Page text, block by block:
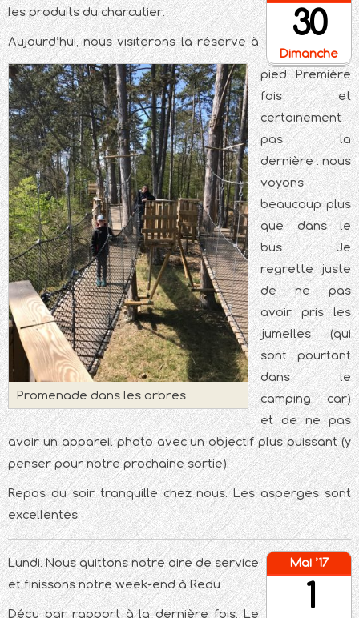
Dimanche
30
les produits du charcutier.
Promenade dans les arbres
Aujourd’hui, nous visiterons la réserve à
pied. Première
fois et
certainement
pas la
dernière : nous
voyons
beaucoup plus
que dans le
bus. Je
regrette juste
de ne pas
avoir pris les
jumelles (qui
sont pourtant
dans le
camping car)
et de ne pas
avoir un appareil photo avec un objectif plus puissant (y
penser pour notre prochaine sortie).
Repas du soir tranquille chez nous. Les asperges sont
excellentes.
Mai ’17
1
Lundi. Nous quittons notre aire de service
et finissons notre week-end à Redu.
Déçu par rapport à la dernière fois. Le